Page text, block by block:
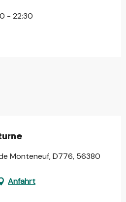
- 22:30
Monteneuf, D776, 56380
Anfahrt